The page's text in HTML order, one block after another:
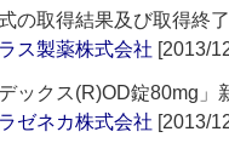
の取得結果及び取得終
ス製薬株式会社 [2013/
デックス(R)OD錠80mg
ゼネカ株式会社 [2013/